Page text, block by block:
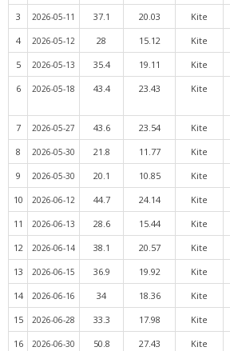
3
2026-05-11 37.1 20.03 Kite
4
2026-05-12 28 15.12 Kite
5
2026-05-13 35.4 19.11 Kite
6
2026-05-18 43.4 23.43 Kite
7
2026-05-27 43.6 23.54 Kite
8
2026-05-30 21.8 11.77 Kite
9
2026-05-30 20.1 10.85 Kite
10
2026-06-12 44.7 24.14 Kite
11
2026-06-13 28.6 15.44 Kite
12
2026-06-14 38.1 20.57 Kite
13
2026-06-15 36.9 19.92 Kite
14
2026-06-16 34 18.36 Kite
15
2026-06-28 33.3 17.98 Kite
16
2026-06-30 50.8 27.43 Kite